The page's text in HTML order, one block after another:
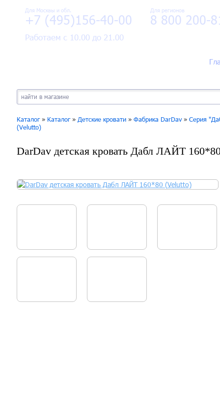
Для Москвы и обл.
+7 (495)156-40-00
Для регионов
8 800 200-
Работаем с 10.00 до 21.00
Каталог» Каталог» Детские кровати» Фабрика DarDav» Серия
(Velutto)
DarDav детская кровать Дабл ЛАЙТ